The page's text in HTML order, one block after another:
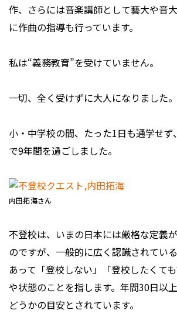
作、さらには音楽講師として藝大や音
に作曲の指導も行っています。
私は“義務教育”を受けていません。
一切、全く受けずに大人になりました。
小・中学校の間、たった1日も通学せず
で9年間を過ごしました。
内田拓海さん
不登校は、いまの日本には厳格な定義
のですが、一般的に広く認識されてい
あって「登校しない」「登校したくて
や状態のことを指します。年間30日以
どうかの目安とされています。